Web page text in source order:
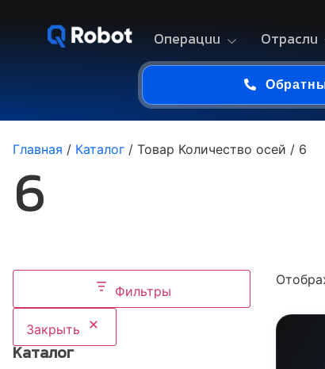
Операции Отрасли
Главная / Каталог / Товар Количество осей / 6
6
Фильтры
Закрыть
Каталог